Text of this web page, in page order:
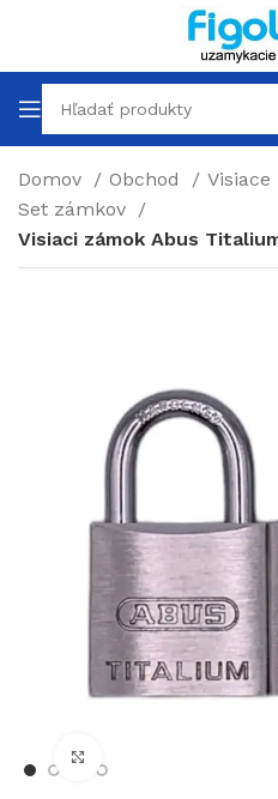
Domov Obchod
Set zámkov
Visiaci zámok Abus